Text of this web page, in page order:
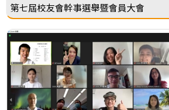
第七屆校友會幹事選舉暨會員大會